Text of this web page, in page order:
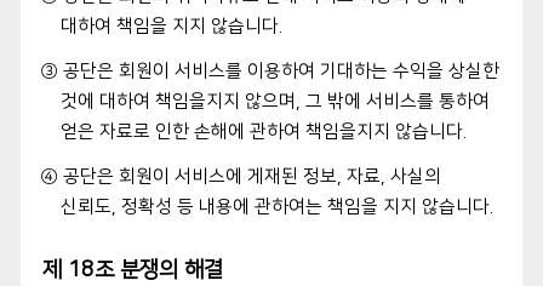
대하여 책임을 지지 않습니다.
③ 공단은 회원이 서비스를 이용하여 기대하는 수익을 상실한
것에 대하여 책임을지지 않으며, 그 밖에 서비스를 통하여
얻은 자료로 인한 손해에 관하여 책임을지지 않습니다.
④ 공단은 회원이 서비스에 게재된 정보, 자료, 사실의
신뢰도, 정확성 등 내용에 관하여는 책임을 지지 않습니다.
제 18조 분쟁의 해결